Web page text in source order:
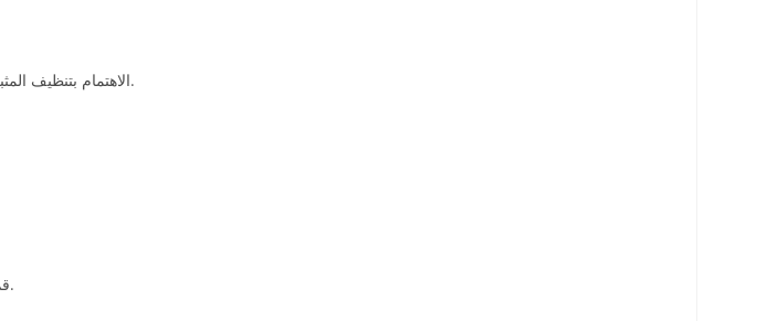
الاهتمام بتنظيف المثبت بعمق وذلك باستخدام الفرشة والصابون المخصص، كما يمكنك استخدام الخيط الطبي للتنظيف.
قم بوضع المثبت في محلول تنظيف من مرة إلى مرتين بالأسبوع وذلك للتخلص من الروائح الكريهة.